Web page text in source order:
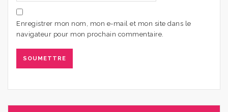
Enregistrer mon nom, mon e-mail et mon site dans le
navigateur pour mon prochain commentaire.